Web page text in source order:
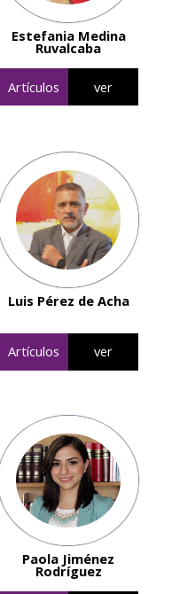
Estefania Medina
Ruvalcaba
Artículos ver
Luis Pérez de Acha
Artículos ver
Paola Jiménez
Rodríguez